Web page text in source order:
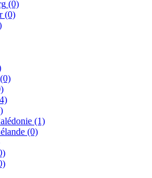
(0)
(0)
(0)
(1)
(0)